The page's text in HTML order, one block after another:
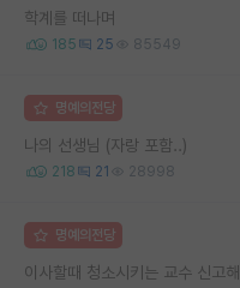
학계를 떠나며
185 25 85549
명예의전당
나의 선생님 (자랑 포함..)
218 21 28998
명예의전당
이사할때 청소시키는 교수 신고